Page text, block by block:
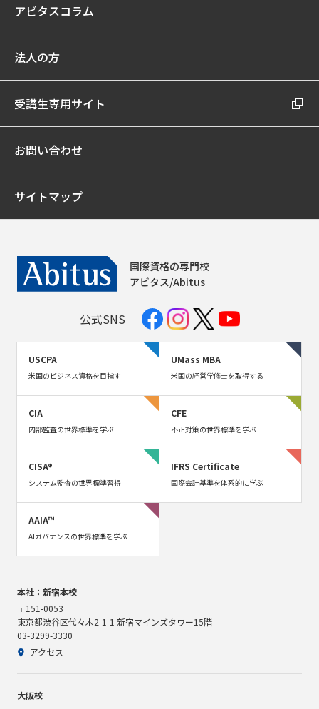
アビタスコラム
法人の方
受講生専用サイト
お問い合わせ
サイトマップ
国際資格の専門校
アビタス/Abitus
公式SNS
USCPA
米国のビジネス資格を目指す
UMass MBA
米国の経営学修士を取得する
CIA
内部監査の世界標準を学ぶ
CFE
不正対策の世界標準を学ぶ
CISA®
システム監査の世界標準習得
IFRS Certificate
国際会計基準を体系的に学ぶ
AAIA™
AIガバナンスの世界標準を学ぶ
本社：新宿本校
〒151-0053
東京都渋谷区代々木2-1-1 新宿マインズタワー15階
03-3299-3330
アクセス
大阪校